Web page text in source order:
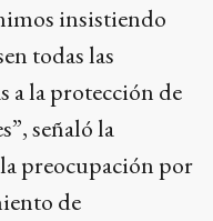
insistiendo
todas las
a la protección de
señaló la
preocupación por
de